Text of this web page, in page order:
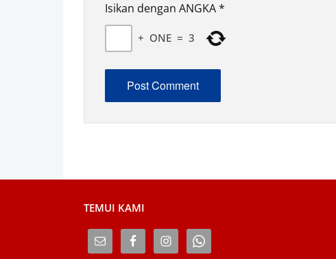
Isikan dengan ANGKA*
+ ONE = 3
TEMUI KAMI